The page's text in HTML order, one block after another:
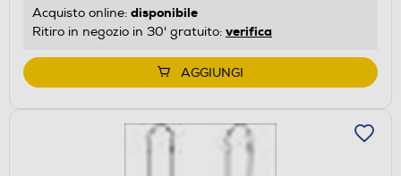
Acquisto online: disponibile
Ritiro in negozio in 30' gratuito: verifica
AGGIUNGI